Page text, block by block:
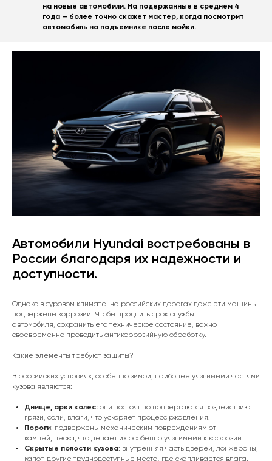
на новые автомобили. На подержанные в среднем 4
года — более точно скажет мастер, когда посмотрит
автомобиль на подъемнике после мойки.
Автомобили Hyundai востребованы в
России благодаря их надежности и
доступности.
Однако в суровом климате, на российских дорогах даже эти машины
подвержены коррозии. Чтобы продлить срок службы
автомобиля, сохранить его техническое состояние, важно
своевременно проводить антикоррозийную обработку.
Какие элементы требуют защиты?
В российских условиях, особенно зимой, наиболее уязвимыми частями
кузова являются:
Днище, арки колес: они постоянно подвергаются воздействию
грязи, соли, влаги, что ускоряет процесс ржавления.
Пороги: подвержены механическим повреждениям от
камней, песка, что делает их особенно уязвимыми к коррозии.
Скрытые полости кузова: внутренняя часть дверей, лонжероны,
капот, другие труднодоступные места, где скапливается влага.